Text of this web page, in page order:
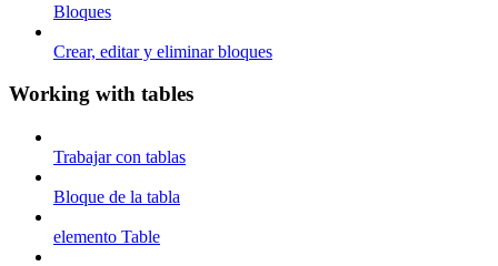
Bloques
Crear, editar y eliminar bloques
Working with tables
Trabajar con tablas
Bloque de la tabla
elemento Table